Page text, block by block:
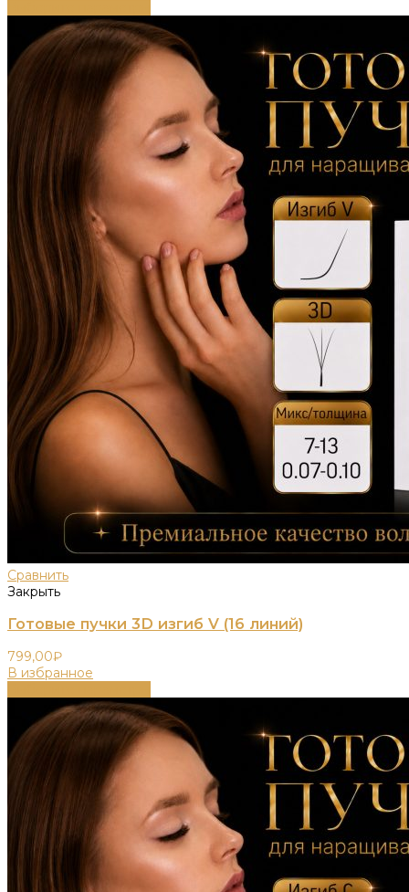
Сравнить
Закрыть
Готовые пучки 3D изгиб V (16 линий)
799,00₽
В избранное